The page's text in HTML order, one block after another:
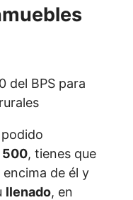
500, tienes que
de él y
llenado, en